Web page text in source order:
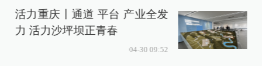
活力重庆丨通道 平台 产业全发
力 活力沙坪坝正青春
04-30 09:52